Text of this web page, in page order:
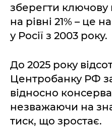
зберегти ключову
на рівні 21% – це
у Росії з 2003 року.
До 2025 року
Центробанку РФ
відносно
незважаючи на
тиск, що зростає.